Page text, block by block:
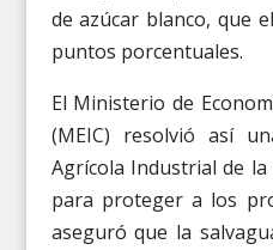
de azúcar blanco, que
puntos porcentuales.
El Ministerio de
(MEIC) resolvió así
Agrícola Industrial de la
para proteger a los
aseguró que la